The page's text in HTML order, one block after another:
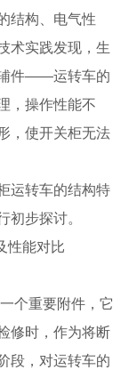
结构、电气性
术实践发现，生
辅件——运转车的
，操作性能不
，使开关柜无法
转车的结构特
初步探讨。
能对比
个重要附件，它
修时，作为将断
段，对运转车的